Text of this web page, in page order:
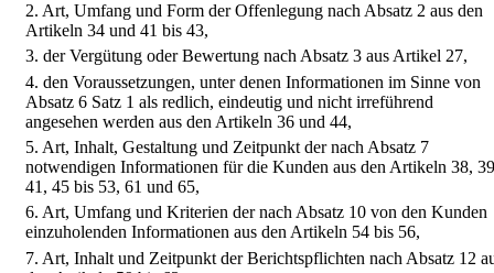
2. Art, Umfang und Form der Offenlegung nach Absatz 2 aus den
Artikeln 34 und 41 bis 43,
3. der Vergütung oder Bewertung nach Absatz 3 aus Artikel 27,
4. den Voraussetzungen, unter denen Informationen im Sinne von
Absatz 6 Satz 1 als redlich, eindeutig und nicht irreführend
angesehen werden aus den Artikeln 36 und 44,
5. Art, Inhalt, Gestaltung und Zeitpunkt der nach Absatz 7
notwendigen Informationen für die Kunden aus den Artikeln 38,
41, 45 bis 53, 61 und 65,
6. Art, Umfang und Kriterien der nach Absatz 10 von den Kunden
einzuholenden Informationen aus den Artikeln 54 bis 56,
7. Art, Inhalt und Zeitpunkt der Berichtspflichten nach Absatz 12